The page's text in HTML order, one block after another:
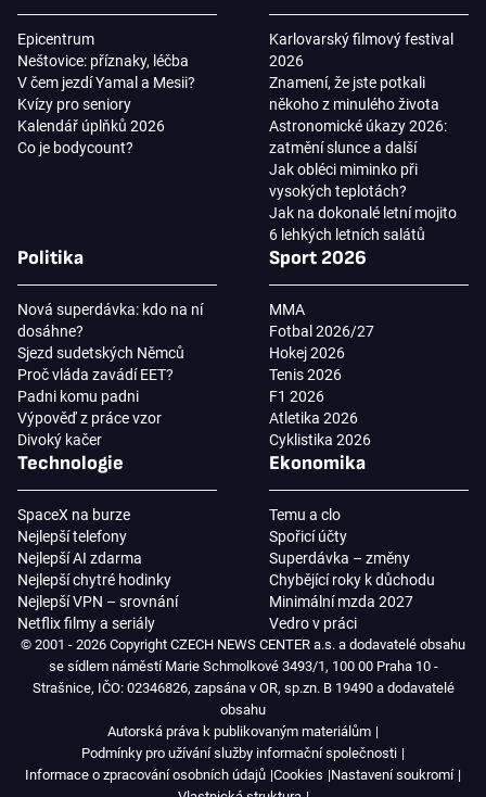
Epicentrum
Neštovice: příznaky, léčba
V čem jezdí Yamal a Mesii?
Kvízy pro seniory
Kalendář úplňků 2026
Co je bodycount?
Karlovarský filmový festival
2026
Znamení, že jste potkali
někoho z minulého života
Astronomické úkazy 2026:
zatmění slunce a další
Jak obléci miminko při
vysokých teplotách?
Jak na dokonalé letní mojito
6 lehkých letních salátů
Politika
Nová superdávka: kdo na ní
dosáhne?
Sjezd sudetských Němců
Proč vláda zavádí EET?
Padni komu padni
Výpověď z práce vzor
Divoký kačer
Sport 2026
MMA
Fotbal 2026/27
Hokej 2026
Tenis 2026
F1 2026
Atletika 2026
Cyklistika 2026
Technologie
SpaceX na burze
Nejlepší telefony
Nejlepší AI zdarma
Nejlepší chytré hodinky
Nejlepší VPN – srovnání
Netflix filmy a seriály
Ekonomika
Temu a clo
Spořicí účty
Superdávka – změny
Chybějící roky k důchodu
Minimální mzda 2027
Vedro v práci
© 2001 - 2026 Copyright CZECH NEWS CENTER a.s. a dodavatelé obsahu
se sídlem náměstí Marie Schmolkové 3493/1, 100 00 Praha 10 -
Strašnice, IČO: 02346826, zapsána v OR, sp.zn. B 19490 a dodavatelé
obsahu
Autorská práva k publikovaným materiálům
Podmínky pro užívání služby informační společnosti
Informace o zpracování osobních údajů Cookies Nastavení soukromí